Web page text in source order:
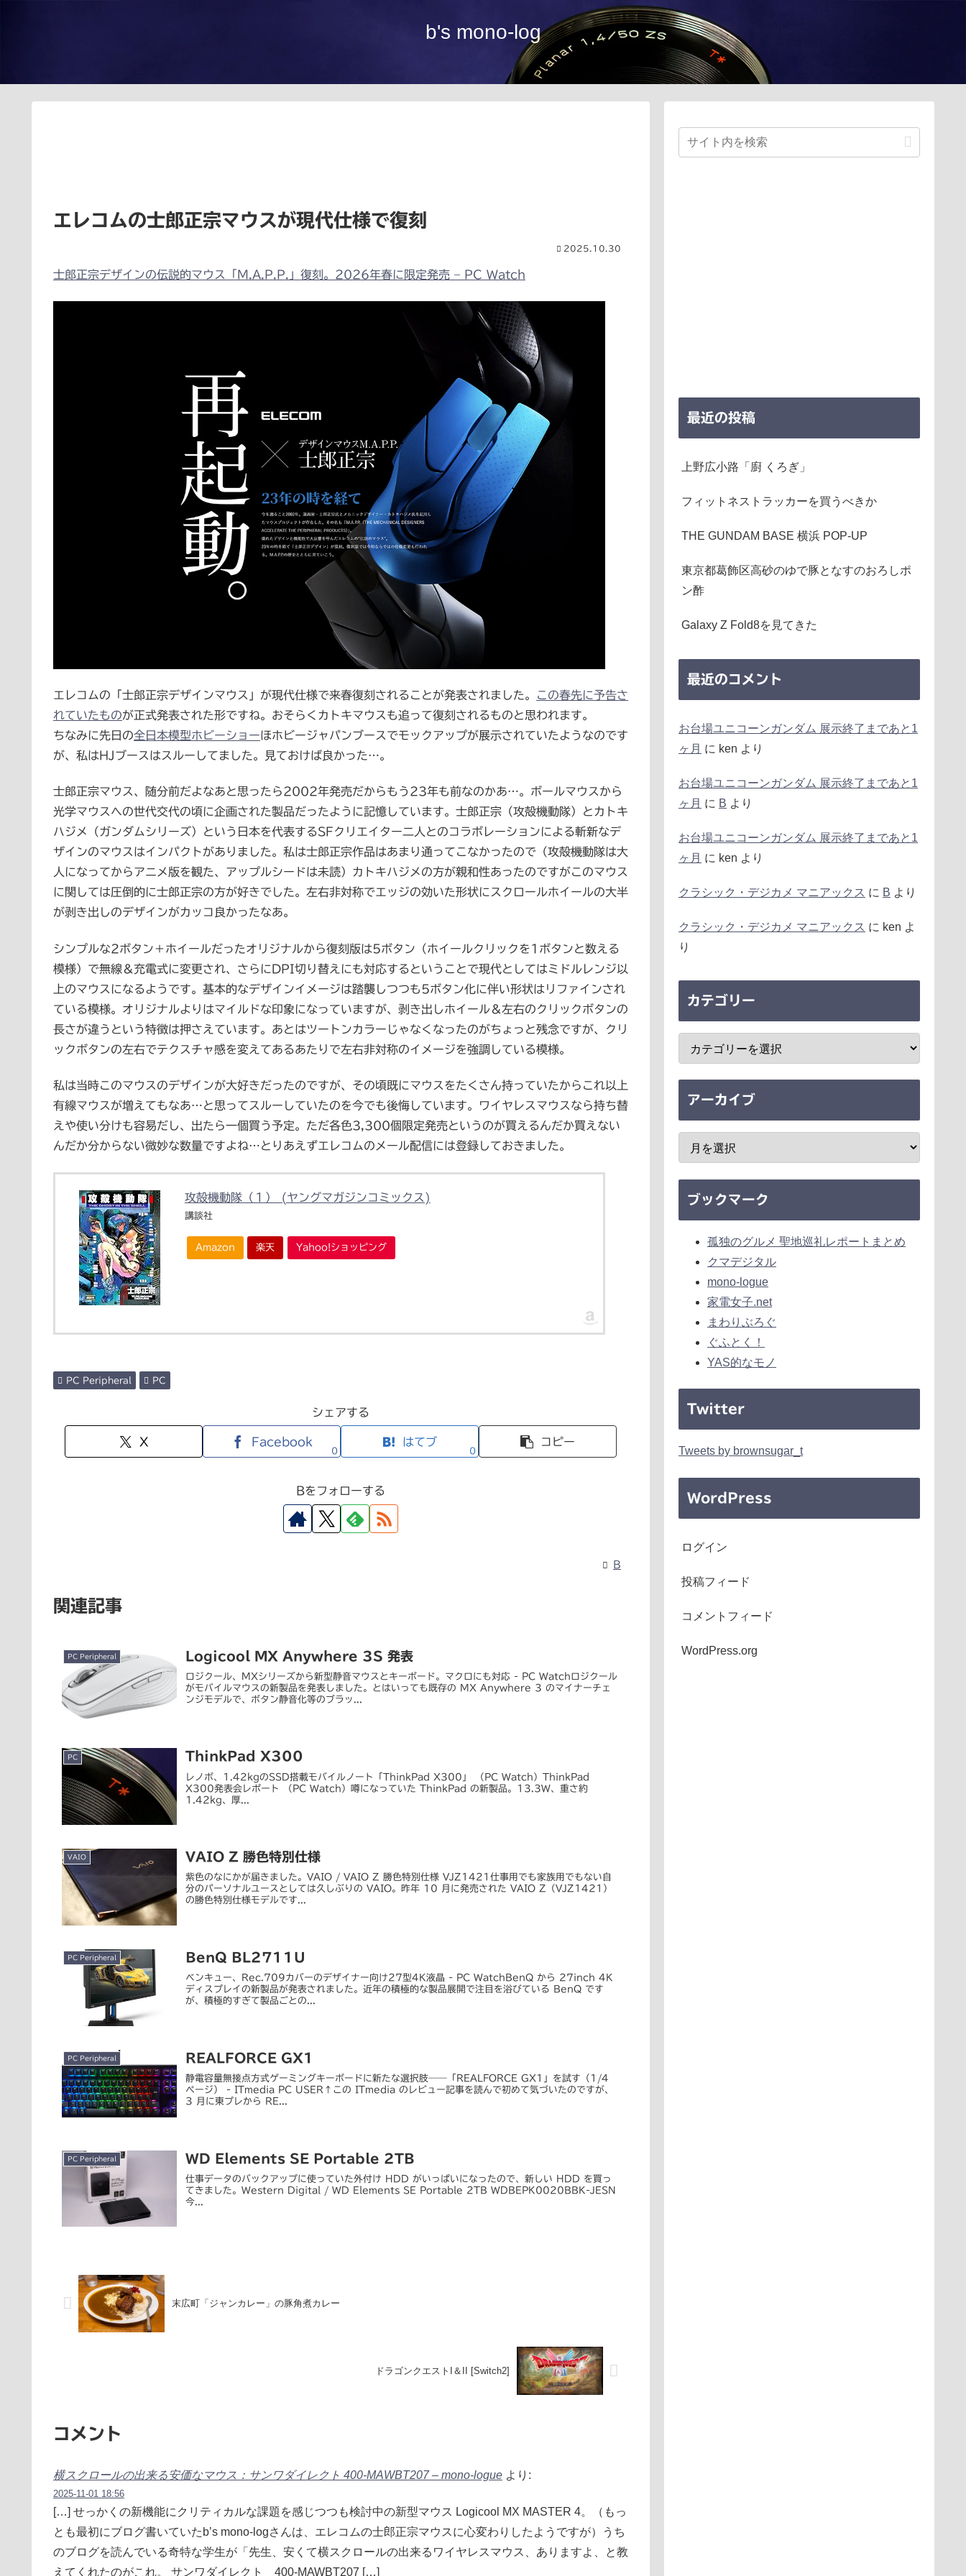
b's mono-log
エレコムの士郎正宗マウスが現代仕様で復刻
2025.10.30
士郎正宗デザインの伝説的マウス「M.A.P.P.」復刻。2026年春に限定発売 – PC Watch
エレコムの「士郎正宗デザインマウス」が現代仕様で来春復刻されることが発表されました。
この春先に予告さ
れていたものが正式発表された形ですね。おそらくカトキマウスも追って復刻されるものと思われます。
ちなみに先日の全日本模型ホビーショーほホビージャパンブースでモックアップが展示されていたようなのです
が、私はHJブースはスルーしてました。見ておけば良かった…。
士郎正宗マウス、随分前だよなあと思ったら2002年発売だからもう23年も前なのかあ…。ボールマウスから
光学マウスへの世代交代の頃に企画された製品だったように記憶しています。士郎正宗（攻殻機動隊）とカトキ
ハジメ（ガンダムシリーズ）という日本を代表するSFクリエイター二人とのコラボレーションによる斬新なデ
ザインのマウスはインパクトがありました。私は士郎正宗作品はあまり通ってこなかったので（攻殻機動隊は大
人になってからアニメ版を観た、アップルシードは未読）カトキハジメの方が親和性あったのですがこのマウス
に関しては圧倒的に士郎正宗の方が好きでした。左右非対称でエッジの効いた形状にスクロールホイールの大半
が剥き出しのデザインがカッコ良かったなあ。
シンプルな2ボタン＋ホイールだったオリジナルから復刻版は5ボタン（ホイールクリックを1ボタンと数える
模様）で無線＆充電式に変更され、さらにDPI切り替えにも対応するということで現代としてはミドルレンジ以
上のマウスになるようです。基本的なデザインイメージは踏襲しつつも5ボタン化に伴い形状はリファインされ
ている模様。オリジナルよりはマイルドな印象になっていますが、剥き出しホイール＆左右のクリックボタンの
長さが違うという特徴は押さえています。あとはツートンカラーじゃなくなったのがちょっと残念ですが、クリ
ックボタンの左右でテクスチャ感を変えてあるあたりで左右非対称のイメージを強調している模様。
私は当時このマウスのデザインが大好きだったのですが、その頃既にマウスをたくさん持っていたからこれ以上
有線マウスが増えてもなあ…と思ってスルーしていたのを今でも後悔しています。ワイヤレスマウスなら持ち替
えや使い分けも容易だし、出たら一個買う予定。ただ各色3,300個限定発売というのが買えるんだか買えない
んだか分からない微妙な数量ですよね…とりあえずエレコムのメール配信には登録しておきました。
攻殻機動隊（１） (ヤングマガジンコミックス)
講談社
Amazon 楽天 Yahoo!ショッピング
PC Peripheral PC
シェアする
X Facebook
0
はてブ
0
コピー
Bをフォローする
B
関連記事
PC Peripheral Logicool MX Anywhere 3S 発表
ロジクール、MXシリーズから新型静音マウスとキーボード。マクロにも対応 - PC Watchロジクール
がモバイルマウスの新製品を発表しました。とはいっても既存の MX Anywhere 3 のマイナーチェ
ンジモデルで、ボタン静音化等のブラッ...
PC ThinkPad X300
レノボ、1.42kgのSSD搭載モバイルノート「ThinkPad X300」 （PC Watch）ThinkPad
X300発表会レポート （PC Watch）噂になっていた ThinkPad の新製品。13.3W、重さ約
1.42kg、厚...
VAIO VAIO Z 勝色特別仕様
紫色のなにかが届きました。VAIO / VAIO Z 勝色特別仕様 VJZ1421仕事用でも家族用でもない自
分のパーソナルユースとしては久しぶりの VAIO。昨年 10 月に発売された VAIO Z（VJZ1421）
の勝色特別仕様モデルです...
PC Peripheral BenQ BL2711U
ベンキュー、Rec.709カバーのデザイナー向け27型4K液晶 - PC WatchBenQ から 27inch 4K
ディスプレイの新製品が発表されました。近年の積極的な製品展開で注目を浴びている BenQ です
が、積極的すぎて製品ごとの...
PC Peripheral REALFORCE GX1
静電容量無接点方式ゲーミングキーボードに新たな選択肢――「REALFORCE GX1」を試す（1/4
ページ） - ITmedia PC USER↑この ITmedia のレビュー記事を読んで初めて気づいたのですが、
3 月に東プレから RE...
PC Peripheral WD Elements SE Portable 2TB
仕事データのバックアップに使っていた外付け HDD がいっぱいになったので、新しい HDD を買っ
てきました。Western Digital / WD Elements SE Portable 2TB WDBEPK0020BBK-JESN
今...
末広町「ジャンカレー」の豚角煮カレー
ドラゴンクエストI＆II [Switch2]
コメント
横スクロールの出来る安価なマウス：サンワダイレクト 400-MAWBT207 – mono-logue より:
2025-11-01 18:56
[…] せっかくの新機能にクリティカルな課題を感じつつも検討中の新型マウス Logicool MX MASTER 4。（もっ
とも最初にブログ書いていたb’s mono-logさんは、エレコムの士郎正宗マウスに心変わりしたようですが）うち
のブログを読んでいる奇特な学生が「先生、安くて横スクロールの出来るワイヤレスマウス、ありますよ、と教
えてくれたのがこれ。 サンワダイレクト 400-MAWBT207 […]
最近の投稿
上野広小路「廚 くろぎ」
フィットネストラッカーを買うべきか
THE GUNDAM BASE 横浜 POP-UP
東京都葛飾区高砂のゆで豚となすのおろしポ
ン酢
Galaxy Z Fold8を見てきた
最近のコメント
お台場ユニコーンガンダム 展示終了まであと1
ヶ月 に ken より
お台場ユニコーンガンダム 展示終了まであと1
ヶ月 に B より
お台場ユニコーンガンダム 展示終了まであと1
ヶ月 に ken より
クラシック・デジカメ マニアックス に B より
クラシック・デジカメ マニアックス に ken よ
り
カテゴリー
アーカイブ
ブックマーク
孤独のグルメ 聖地巡礼レポートまとめ
クマデジタル
mono-logue
家電女子.net
まわりぶろぐ
ぐふとく！
YAS的なモノ
Twitter
Tweets by brownsugar_t
WordPress
ログイン
投稿フィード
コメントフィード
WordPress.org